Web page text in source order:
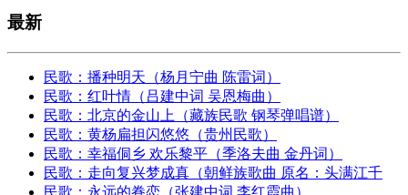
最新
民歌：播种明天（杨月宁曲 陈雷词）
民歌：红叶情（吕建中词 吴恩梅曲）
民歌：北京的金山上（藏族民歌 钢琴弹唱谱）
民歌：黄杨扁担闪悠悠（贵州民歌）
民歌：幸福侗乡 欢乐黎平（季洛夫曲 金丹词）
民歌：走向复兴梦成真（朝鲜族歌曲 原名：头满江千
民歌：永远的眷恋（张建中词 李红霞曲）